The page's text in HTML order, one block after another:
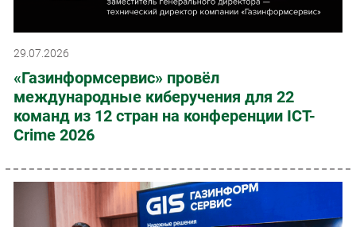
29.07.2026
«Газинформсервис» провёл
международные киберучения для 22
команд из 12 стран на конференции ICT-
Crime 2026